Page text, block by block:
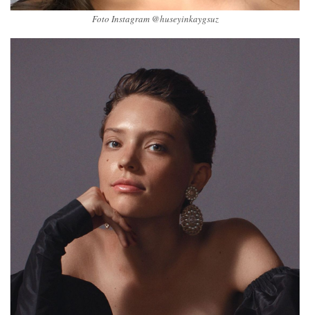
Foto Instagram @huseyinkaygsuz